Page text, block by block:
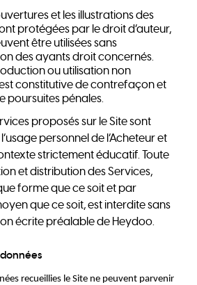
et les illustrations des
protégées par le droit d’auteur,
être utilisées sans
des ayants droit concernés.
ou utilisation non
constitutive de contrefaçon et
poursuites pénales.
proposés sur le Site sont
personnel de l’Acheteur et
strictement éducatif. Toute
et distribution des Services,
forme que ce soit et par
que ce soit, est interdite sans
écrite préalable de Heydoo.
recueillies le Site ne peuvent parvenir